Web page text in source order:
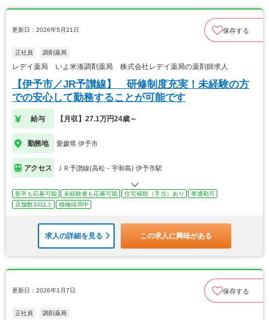
更新日：2026年5月21日 保存する
正社員 調剤薬局
レデイ薬局 いよ米湊調剤薬局 株式会社レデイ薬局の薬剤師求人
【伊予市／JR予讃線】 研修制度充実！未経験の方
での安心して勤務することが可能です
給与 【月収】27.1万円24歳～
勤務地 愛媛県 伊予市
アクセス ＪＲ予讃線(高松－宇和島) 伊予市駅
新卒も応募可能 未経験者も応募可能 住宅補助（手当）あり
車通勤可
店舗数30以上
積極採用中
求人の詳細を見る この求人に興味がある
更新日：2026年1月7日 保存する
正社員 調剤薬局